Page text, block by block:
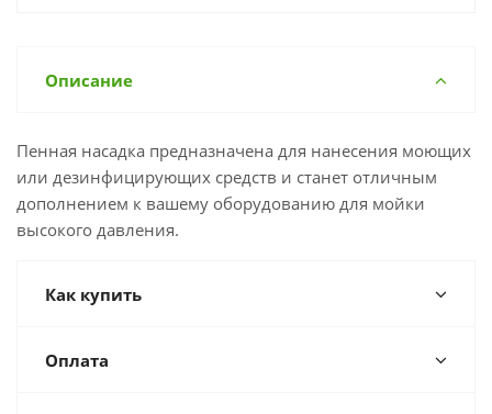
Описание
Пенная насадка предназначена для нанесения моющих
или дезинфицирующих средств и станет отличным
дополнением к вашему оборудованию для мойки
высокого давления.
Как купить
Оплата